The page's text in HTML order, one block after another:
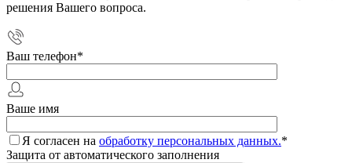
решения Вашего вопроса.
Ваш телефон*
Ваше имя
Я согласен на обработку персональных данных.*
Защита от автоматического заполнения